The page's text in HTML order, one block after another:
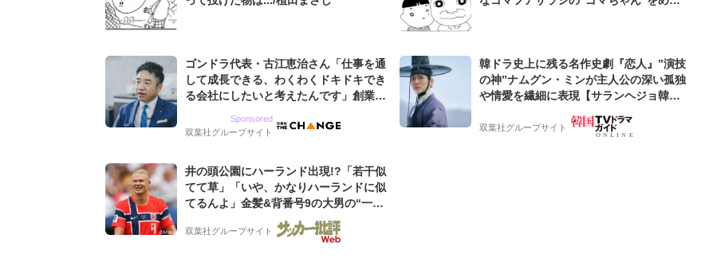
ゴンドラ代表・古江恵治さん「仕事を通
して成長できる、わくわくドキドキでき
る会社にしたいと考えたんです」創業来
グ会社のアイデンティティ
Sponsored
双葉社グループサイト
韓ドラ史上に残る名作史劇『恋人』”演技
の神”ナムグン・ミンが主人公の深い孤独
や情愛を繊細に表現【サランヘジョ韓ド
双葉社グループサイト
井の頭公園にハーランド出現!?「若干似
てて草」「いや、かなりハーランドに似
てるんよ」金髪&背番号9の大男の“一人
バイキング・ロー”映像が話題!「元気を
もらった」
双葉社グループサイト